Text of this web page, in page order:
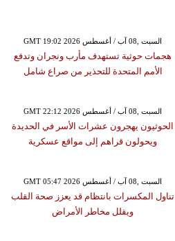
GMT 19:02 2026 السبت ,08 آب / أغسطس
هجمات حوثية تستهدف مأرب ونجران وتدفع
الأمم المتحدة للتحذير من صراع شامل
GMT 22:12 2026 السبت ,08 آب / أغسطس
الحوثيون يهجرون عشرات الأسر في الحديدة
ويحولون قراهم إلى مواقع عسكرية
GMT 05:47 2026 السبت ,08 آب / أغسطس
تناول المكسرات بانتظام قد يعزز صحة القلب
ويقلل مخاطر الأمراض